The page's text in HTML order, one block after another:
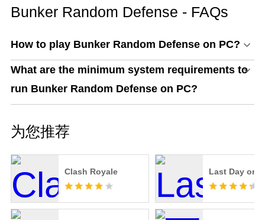
Bunker Random Defense - FAQs
How to play Bunker Random Defense on PC?
What are the minimum system requirements to
run Bunker Random Defense on PC?
为您推荐
Clash Royale Last Day on